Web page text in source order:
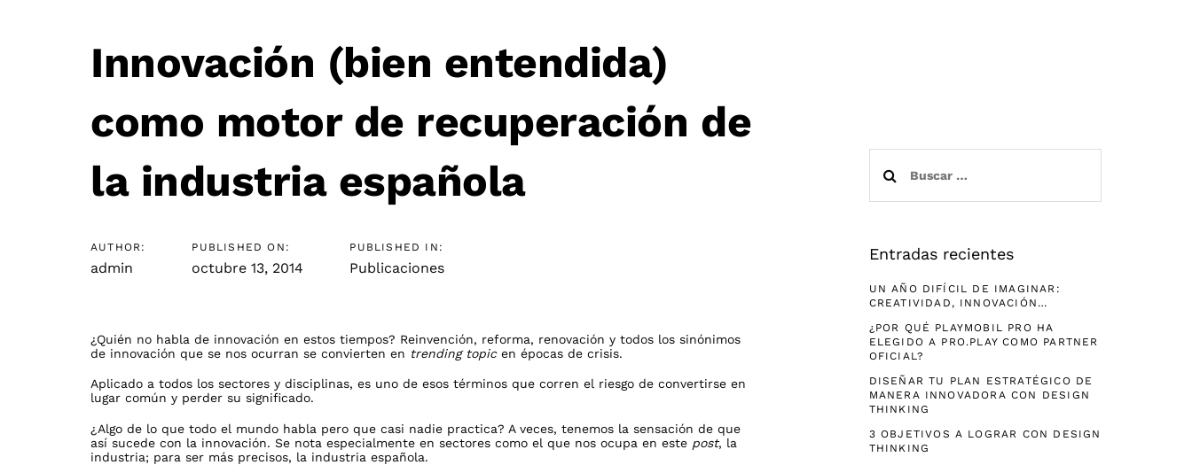
Innovación (bien entendida)
como motor de recuperación de
la industria española
AUTHOR:
admin
PUBLISHED ON:
octubre 13, 2014
PUBLISHED IN:
Publicaciones
¿Quién no habla de innovación en estos tiempos? Reinvención, reforma, renovación y todos los sinónimos
de innovación que se nos ocurran se convierten en trending topicen épocas de crisis.
Aplicado a todos los sectores y disciplinas, es uno de esos términos que corren el riesgo de convertirse en
lugar común y perder su significado.
¿Algo de lo que todo el mundo habla pero que casi nadie practica? A veces, tenemos la sensación de que
así sucede con la innovación. Se nota especialmente en sectores como el que nos ocupa en este post, la
industria; para ser más precisos, la industria española.
Post
navigation
Entradas recientes
UN AÑO DIFÍCIL DE IMAGINAR:
CREATIVIDAD, INNOVACIÓN…
¿POR QUÉ PLAYMOBIL PRO HA
ELEGIDO A PRO.PLAY COMO PARTNER
OFICIAL?
DISEÑAR TU PLAN ESTRATÉGICO DE
MANERA INNOVADORA CON DESIGN
THINKING
3 OBJETIVOS A LOGRAR CON DESIGN
THINKING